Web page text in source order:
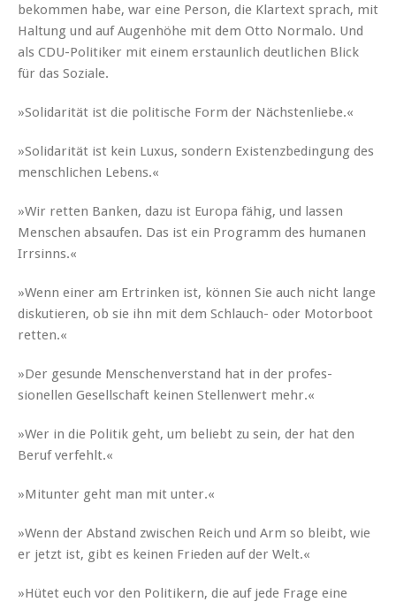
bekom­men habe, war eine Per­son, die Klar­text sprach, mit
Hal­tung und auf Augen­höhe mit dem Otto Nor­ma­lo. Und
als CDU-Poli­tik­er mit einem erstaunlich deut­lichen Blick
für das Soziale.
»Sol­i­dar­ität ist die poli­tis­che Form der Nächstenliebe.«
»Sol­i­dar­ität ist kein Luxus, son­dern Exis­tenzbe­din­gung des
men­schlichen Lebens.«
»Wir ret­ten Banken, dazu ist Europa fähig, und lassen
Men­schen absaufen. Das ist ein Pro­gramm des huma­nen
Irrsinns.«
»Wenn ein­er am Ertrinken ist, kön­nen Sie auch nicht lange
disku­tieren, ob sie ihn mit dem Schlauch- oder Motor­boot
retten.«
»Der gesunde Men­schen­ver­stand hat in der pro­fes­
sionellen Gesellschaft keinen Stel­len­wert mehr.«
»Wer in die Poli­tik geht, um beliebt zu sein, der hat den
Beruf verfehlt.«
»Mitunter geht man mit unter.«
»Wenn der Abstand zwis­chen Reich und Arm so bleibt, wie
er jet­zt ist, gibt es keinen Frieden auf der Welt.«
»Hütet euch vor den Poli­tik­ern, die auf jede Frage eine